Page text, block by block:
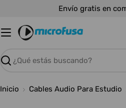
contenido
Envío gratis en
Buscar
Inicio Cables Audio Para Estudio